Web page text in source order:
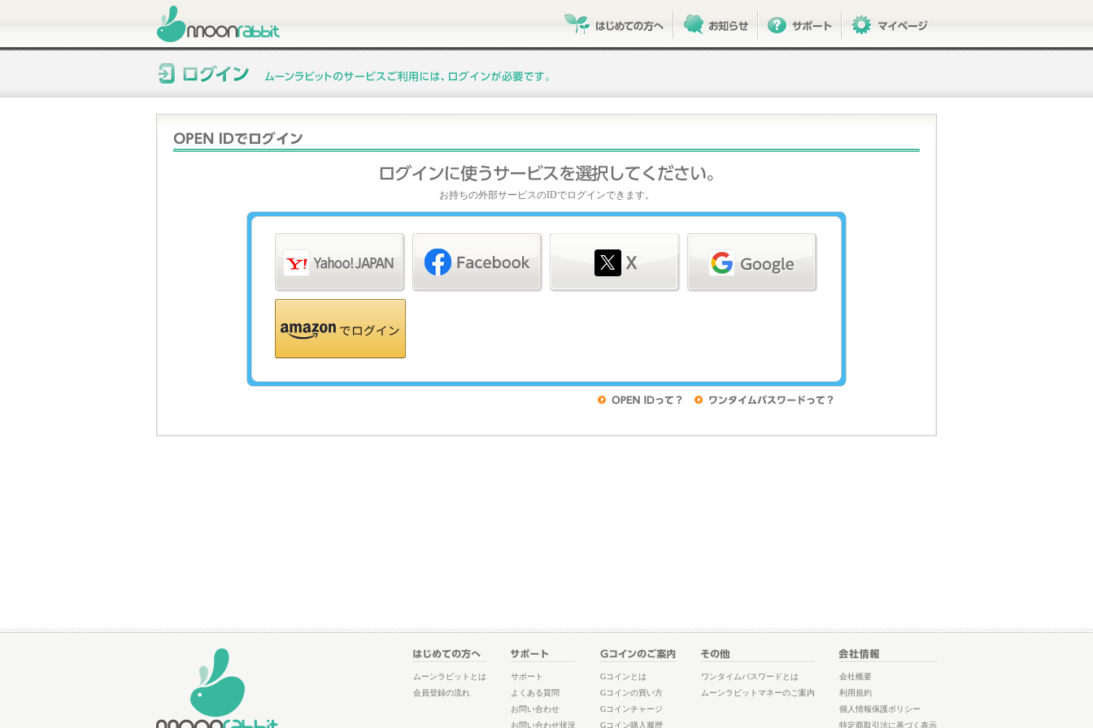
お持ちの外部サービスのIDでログインできます。
ムーンラビットとは
会員登録の流れ
サポート
よくある質問
お問い合わせ
お問い合わせ状況
Gコインとは
Gコインの買い方
Gコインチャージ
Gコイン購入履歴
ワンタイムパスワードとは
ムーンラビットマネーのご案内
会社概要
利用規約
個人情報保護ポリシー
特定商取引法に基づく表示